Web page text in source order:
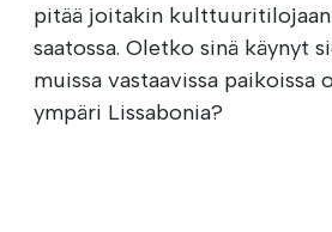
pitää joitakin kulttuuritilojaan
saatossa. Oletko sinä käynyt
muissa vastaavissa paikoissa
ympäri Lissabonia?